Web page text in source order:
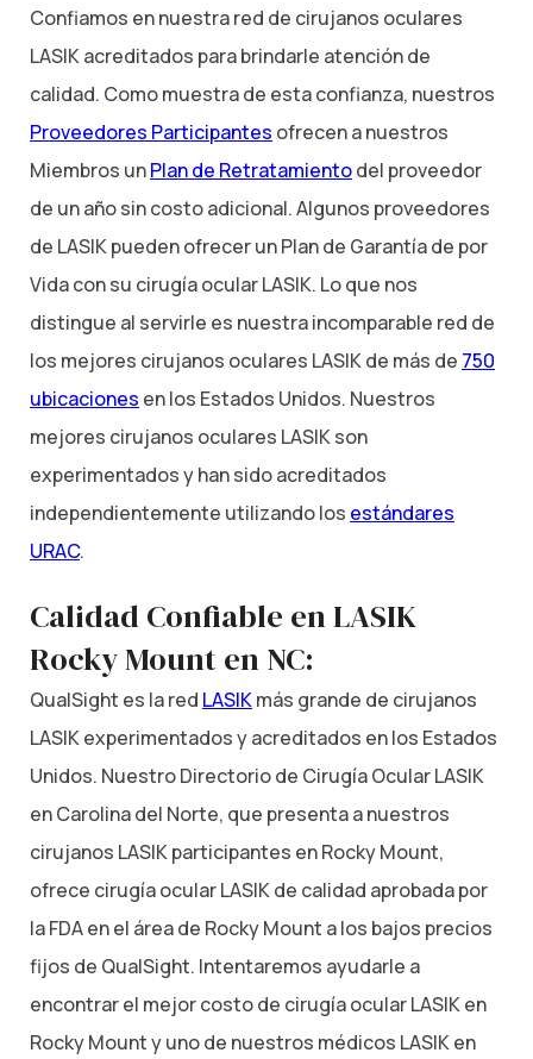
Confiamos en nuestra red de cirujanos oculares
LASIK acreditados para brindarle atención de
calidad. Como muestra de esta confianza, nuestros
Proveedores Participantes ofrecen a nuestros
Miembros unPlan de Retratamientodel proveedor
de un año sin costo adicional. Algunos proveedores
de LASIK pueden ofrecer un Plan de Garantía de por
Vida con su cirugía ocular LASIK. Lo que nos
distingue al servirle es nuestra incomparable red de
los mejores cirujanos oculares LASIK de más de 750
ubicaciones en los Estados Unidos. Nuestros
mejores cirujanos oculares LASIK son
experimentados y han sido acreditados
independientemente utilizando los estándares
URAC.
Calidad Confiable en LASIK
Rocky Mount en NC:
QualSight es la red LASIKmás grande de cirujanos
LASIK experimentados y acreditados en los Estados
Unidos. Nuestro Directorio de Cirugía Ocular LASIK
en Carolina del Norte, que presenta a nuestros
cirujanos LASIK participantes en Rocky Mount,
ofrece cirugía ocular LASIK de calidad aprobada por
la FDA en el área de Rocky Mount a los bajos precios
fijos de QualSight. Intentaremos ayudarle a
encontrar el mejor costo de cirugía ocular LASIK en
Rocky Mount y uno de nuestros médicos LASIK en